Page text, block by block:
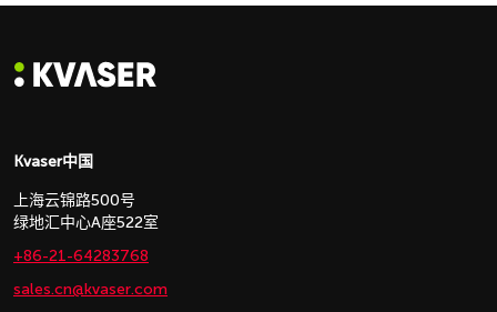
Kvaser中国
上海云锦路500号
绿地汇中心A座522室
+86-21-64283768
sales.cn@kvaser.com